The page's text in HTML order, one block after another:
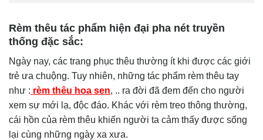
Rèm thêu tác phẩm hiện đại pha nét truyền
thống đặc sắc:
Ngày nay, các trang phục thêu thường ít khi được các giới
trẻ ưa chuộng. Tuy nhiên, những tác phẩm rèm thêu tay
như : rèm thêu hoa sen, .. ra đời đã đem đến cho người
xem sự mới lạ, độc đáo. Khác với rèm treo thông thường,
cái hồn của rèm thêu khiến người ta cảm thấy được sống
lại cùng những ngày xa xưa.